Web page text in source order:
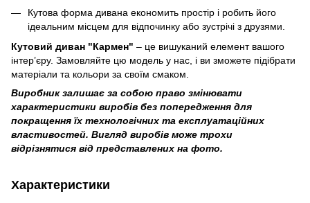
Кутова форма дивана економить простір і робить його
ідеальним місцем для відпочинку або зустрічі з друзями.
Кутовий диван "Кармен" – це вишуканий елемент вашого
інтер’єру. Замовляйте цю модель у нас, і ви зможете підібрати
матеріали та кольори за своїм смаком.
Виробник залишає за собою право змінювати
характеристики виробів без попередження для
покращення їх технологічних та експлуатаційних
властивостей. Вигляд виробів може трохи
відрізнятися від представлених на фото.
Характеристики